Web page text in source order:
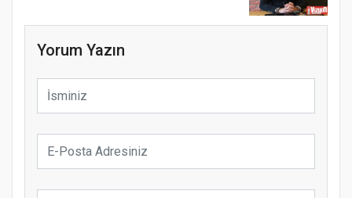
Yorum Yazın